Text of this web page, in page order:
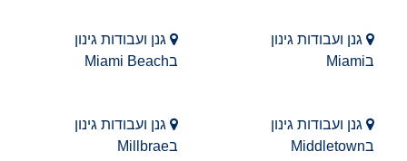
גנן ועבודות גינון
בMiami
גנן ועבודות גינון
בMiami Beach
גנן ועבודות גינון
בMiddletown
גנן ועבודות גינון
בMillbrae